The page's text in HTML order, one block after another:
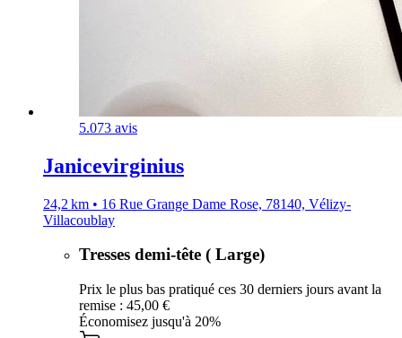
5.073 avis
Janicevirginius
24,2 km • 16 Rue Grange Dame Rose, 78140, Vélizy-
Villacoublay
Tresses demi-tête ( Large)
Prix le plus bas pratiqué ces 30 derniers jours avant la
remise : 45,00 €
Économisez jusqu'à 20%